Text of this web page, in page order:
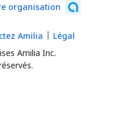
organisation
Amilia Inc.
Amilia Légal